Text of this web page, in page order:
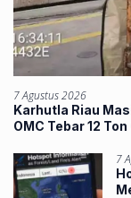
7 Agustus 2026
Karhutla Riau
OMC Tebar 12
7